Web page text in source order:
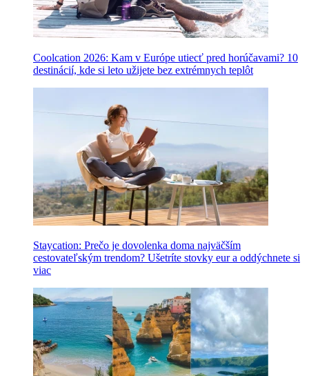
Coolcation 2026: Kam v Európe utiecť pred horúčavami? 10
destinácií, kde si leto užijete bez extrémnych teplôt
Staycation: Prečo je dovolenka doma najväčším
cestovateľským trendom? Ušetríte stovky eur a oddýchnete si
viac